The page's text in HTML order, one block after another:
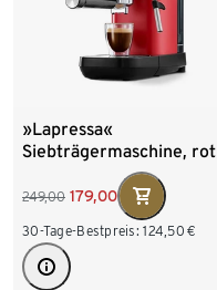
»Lapressa«
Siebträgermaschine, rot
249,00 179,00
30-Tage-Bestpreis: 124,50 €